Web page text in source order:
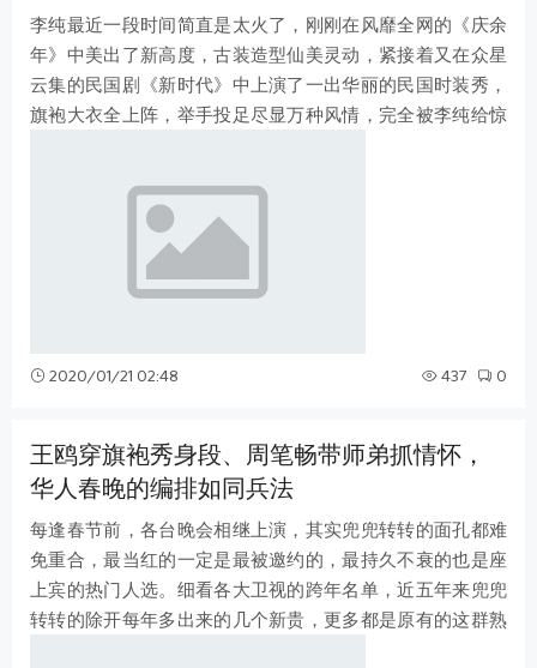
李纯最近一段时间简直是太火了，刚刚在风靡全网的《庆余
年》中美出了新高度，古装造型仙美灵动，紧接着又在众星
云集的民国剧《新时代》中上演了一出华丽的民国时装秀，
旗袍大衣全上阵，举手投足尽显万种风情，完全被李纯给惊
2020/01/21 02:48 437 0
王鸥穿旗袍秀身段、周笔畅带师弟抓情怀，
华人春晚的编排如同兵法
每逢春节前，各台晚会相继上演，其实兜兜转转的面孔都难
免重合，最当红的一定是最被邀约的，最持久不衰的也是座
上宾的热门人选。细看各大卫视的跨年名单，近五年来兜兜
转转的除开每年多出来的几个新贵，更多都是原有的这群熟